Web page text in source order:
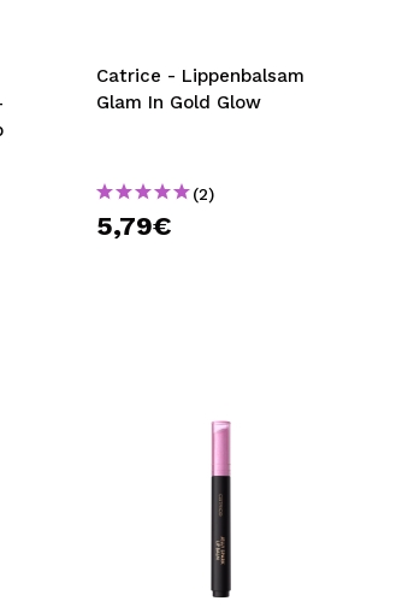
Catrice - Lippenbalsam
Glam In Gold Glow
(2)
5,79€